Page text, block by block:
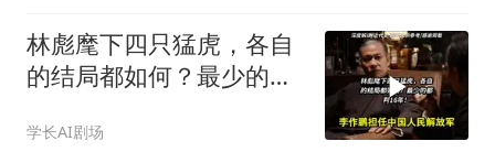
林彪麾下四只猛虎，各自
的结局都如何？最少的都
学长AI剧场